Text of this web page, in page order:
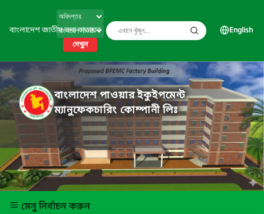
বাংলাদেশ জাতীয় তথ্য বাতায়ন
দেখুন
English
বাংলাদেশ পাওয়ার ইকুইপমেন্ট
ম্যানুফেকচারিং কোম্পানী লিঃ
মেনু নির্বাচন করুন